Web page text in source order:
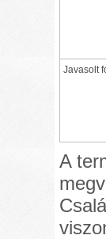
Javasolt
A